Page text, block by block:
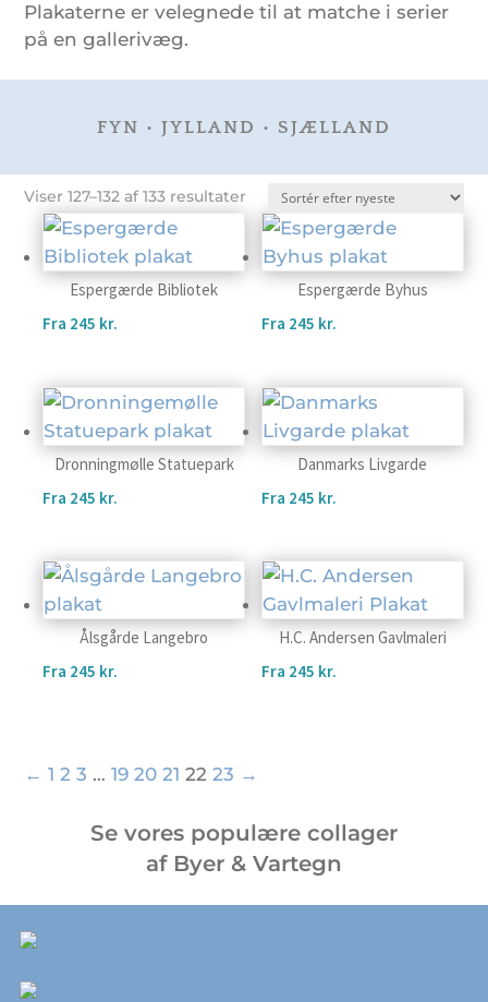
Plakaterne er velegnede til at matche i serier
på en gallerivæg.
FYN • JYLLAND • SJÆLLAND
Viser 127–132 af 133 resultater Sorteret
efter
seneste
Espergærde Bibliotek
Fra 245 kr.
Espergærde Byhus
Fra 245 kr.
Dronningmølle Statuepark
Fra 245 kr.
Danmarks Livgarde
Fra 245 kr.
Ålsgårde Langebro
Fra 245 kr.
H.C. Andersen Gavlmaleri
Fra 245 kr.
← 1 2 3 … 19 20 21 22 23 →
Se vores populære collager
af Byer & Vartegn